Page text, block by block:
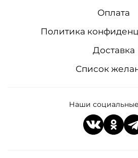
Оплата
Политика
Доставка
Список
Наши